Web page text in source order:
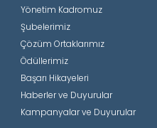
Yönetim Kadromuz
Şubelerimiz
Çözüm Ortaklarımız
Ödüllerimiz
Başarı Hikayeleri
Haberler ve Duyurular
Kampanyalar ve Duyurular